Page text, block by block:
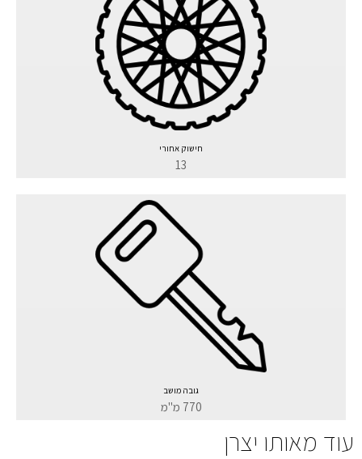
חישוק אחורי
13
גובה מושב
770 מ"מ
עוד מאותו יצרן